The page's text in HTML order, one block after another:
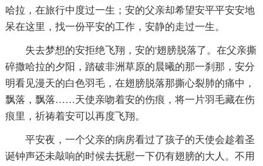
哈拉，在旅行中度过一生；安的父亲却希望安平平安安地
呆在这里，找一份平安的工作，安静的走过一生。
失去梦想的安拒绝飞翔，安的'翅膀脱落了。在父亲撕
碎撒哈拉的夕阳，踏破非洲草原的晨曦的那一刹那，安分
明看见漫天的白色羽毛，在翅膀脱落那撕心裂肺的痛中，
飘落，飘落……天使亲吻着安的伤痕，将一片羽毛藏在伤
痕里，祈祷着安可以再度飞翔。
平安夜，一个父亲的病房看过了孩子的天使会趁着圣
诞钟声还未敲响的时候去抚慰一下仍有翅膀的大人。不用